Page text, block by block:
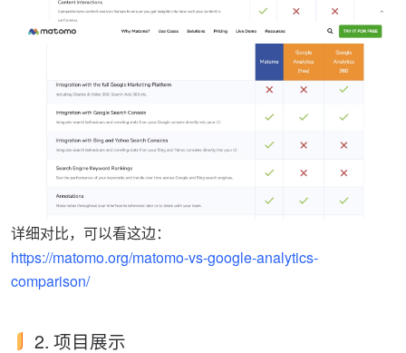
详细对比，可以看这边：
https://matomo.org/matomo-vs-google-analytics-
comparison/
2. 项目展示